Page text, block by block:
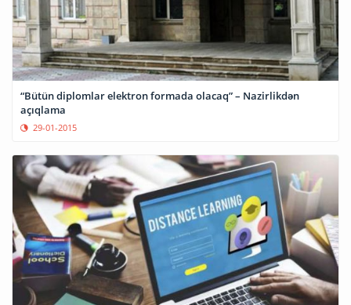
“Bütün diplomlar elektron formada olacaq” – Nazirlikdən
açıqlama
29-01-2015